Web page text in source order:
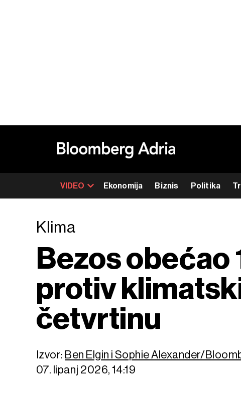
VIDEO Ekonomija Biznis Politika
Klima
Bezos obećao
protiv
četvrtinu
Izvor: Ben Elgin i Sophie Alexander/
07. lipanj 2026, 14:19